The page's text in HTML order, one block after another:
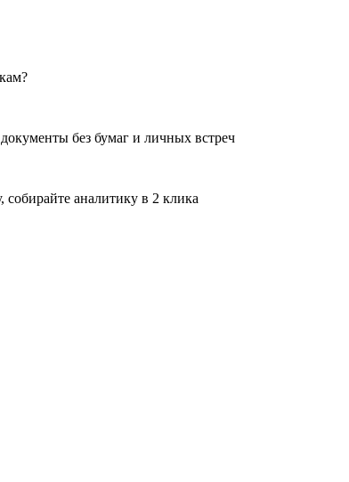
без бумаг и личных встреч
собирайте аналитику в 2 клика